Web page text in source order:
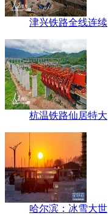
津兴铁路全线连续
杭温铁路仙居特大
哈尔滨：冰雪大世